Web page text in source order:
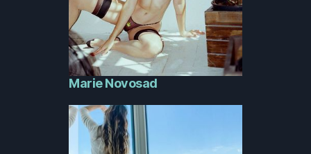
Marie Novosad